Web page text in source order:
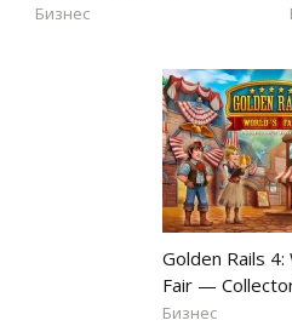
Бизнес
Golden Rails 4:
Fair —
Бизнес